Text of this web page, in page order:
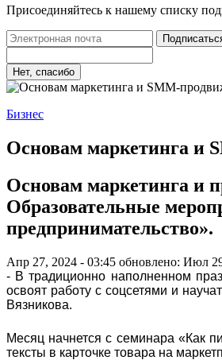
Присоединяйтесь к нашему списку
Нет, спасибо
Бизнес
Основам маркетинга и
Основам маркетинга и
Образовательные
предпринимательство».
Апр 27, 2024 - 03:45 обновлено: Июл
- В традиционно наполненном
освоят работу с соцсетями и
Вязникова.
Месяц начнется с семинара «Как
тексты в карточке товара на